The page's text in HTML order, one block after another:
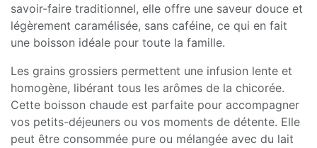
savoir-faire traditionnel, elle offre une saveur douce et
légèrement caramélisée, sans caféine, ce qui en fait
une boisson idéale pour toute la famille.
Les grains grossiers permettent une infusion lente et
homogène, libérant tous les arômes de la chicorée.
Cette boisson chaude est parfaite pour accompagner
vos petits-déjeuners ou vos moments de détente. Elle
peut être consommée pure ou mélangée avec du lait